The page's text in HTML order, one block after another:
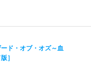
ド・オブ・オズ～血
］